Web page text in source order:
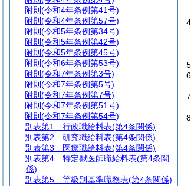
4
5
6
7
8
附則 (令和4年条例第41号)
附則 (令和4年条例第57号)
附則 (令和5年条例第34号)
附則 (令和5年条例第42号)
附則 (令和5年条例第45号)
附則 (令和6年条例第53号)
附則 (令和7年条例第3号)
附則 (令和7年条例第5号)
附則 (令和7年条例第7号)
附則 (令和7年条例第51号)
附則 (令和7年条例第54号)
別表第1
行政職給料表(第4条関係)
別表第2 研究職給料表(第4条関係)
別表第3 医療職給料表(第4条関係)
別表第4 特定獣医師職給料表(第4条関
係)
別表第5 等級別基準職務表(第4条関係)